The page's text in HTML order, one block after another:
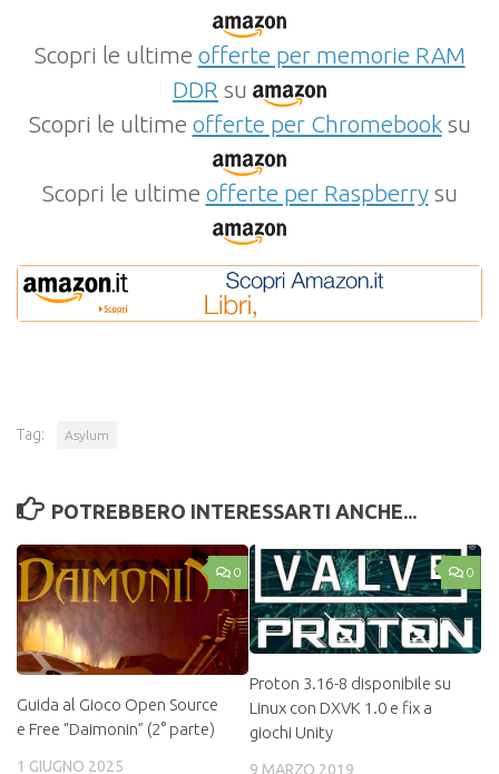
Scopri le ultime offerte per memorie RAM
DDR su
Scopri le ultime offerte per Chromebooksu
Scopri le ultime offerte per Raspberrysu
Tag: Asylum
POTREBBERO INTERESSARTI ANCHE...
0
Guida al Gioco Open Source
e Free “Daimonin” (2° parte)
1 GIUGNO 2025
0
Proton 3.16-8 disponibile su
Linux con DXVK 1.0 e fix a
giochi Unity
9 MARZO 2019